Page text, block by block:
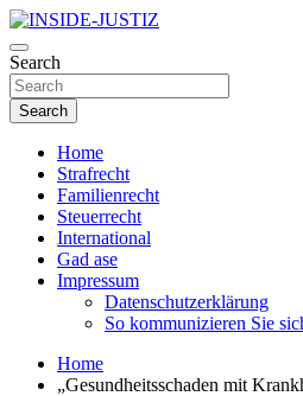
Skip
to
content
INSIDE-JUSTIZ
Investigativer Journalismus zur Dritten
Search
Search
Home
Strafrecht
Familienrecht
Steuerrecht
International
Gad ase
Impressum
Datenschutzerklärung
So kommunizieren Sie
Home
„Gesundheitsschaden mit